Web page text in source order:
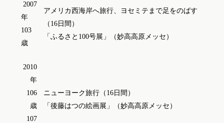
2007
年
103
歳
アメリカ西海岸へ旅行、ヨセミテまで足をのばす
（16日間）
「ふるさと100号展」（妙高高原メッセ）
2010
年
106
歳
107
ニューヨーク旅行（16日間）
「後藤はつの絵画展」（妙高高原メッセ）